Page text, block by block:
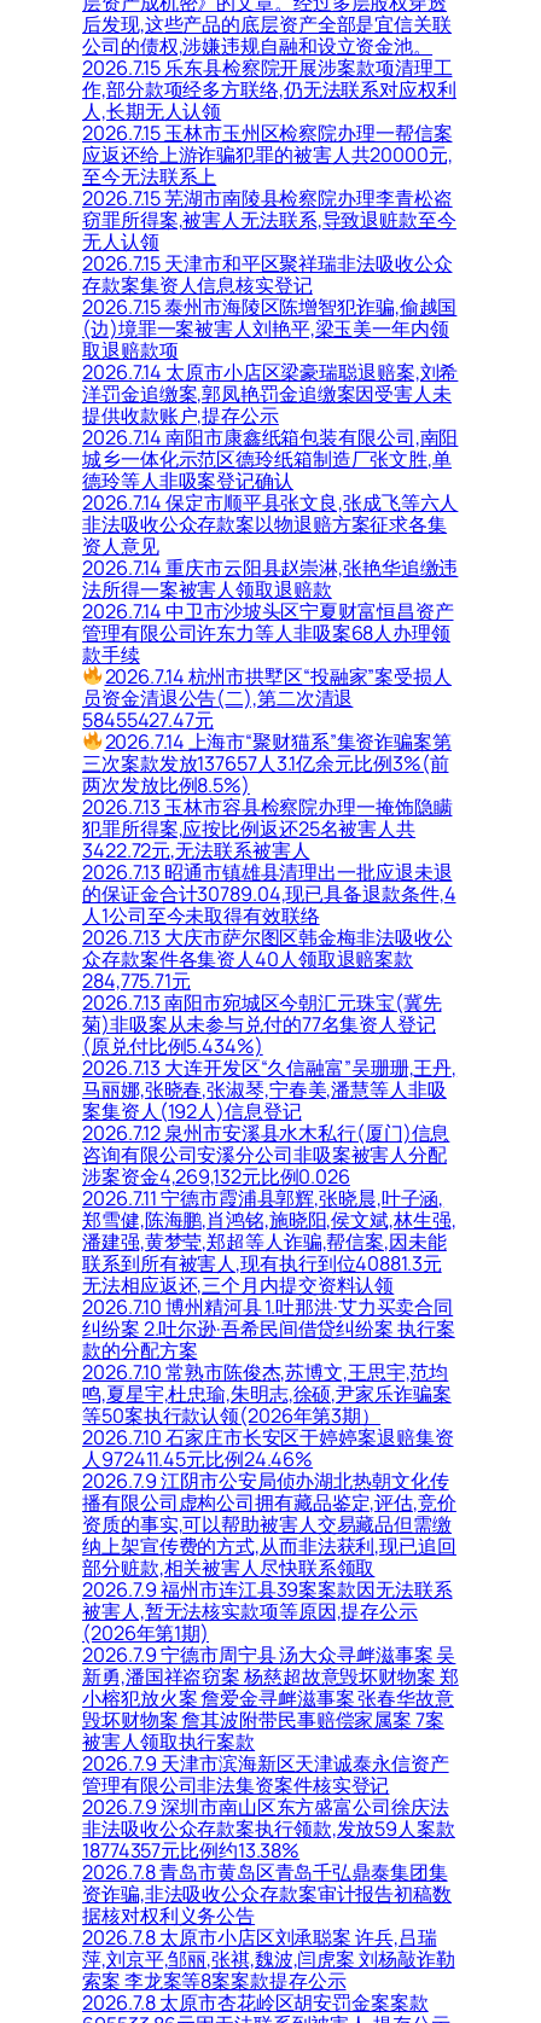
后发现,这些产品的底层资产全部是宜信关联
公司的债权,涉嫌违规自融和设立资金池。
2026.7.15 乐东县检察院开展涉案款项清理工
作,部分款项经多方联络,仍无法联系对应权利
人,长期无人认领
2026.7.15 玉林市玉州区检察院办理一帮信案
应返还给上游诈骗犯罪的被害人共20000元,
至今无法联系上
2026.7.15 芜湖市南陵县检察院办理李青松盗
窃罪所得案,被害人无法联系,导致退赃款至今
无人认领
2026.7.15 天津市和平区聚祥瑞非法吸收公众
存款案集资人信息核实登记
2026.7.15 泰州市海陵区陈增智犯诈骗,偷越国
(边)境罪一案被害人刘艳平,梁玉美一年内领
取退赔款项
2026.7.14 太原市小店区梁豪瑞聪退赔案,刘希
洋罚金追缴案,郭凤艳罚金追缴案因受害人未
提供收款账户,提存公示
2026.7.14 南阳市康鑫纸箱包装有限公司,南阳
城乡一体化示范区德玲纸箱制造厂张文胜,单
德玲等人非吸案登记确认
2026.7.14 保定市顺平县张文良,张成飞等六人
非法吸收公众存款案以物退赔方案征求各集
资人意见
2026.7.14 重庆市云阳县赵崇淋,张艳华追缴违
法所得一案被害人领取退赔款
2026.7.14 中卫市沙坡头区宁夏财富恒昌资产
管理有限公司许东力等人非吸案68人办理领
款手续
2026.7.14 杭州市拱墅区“投融家”案受损人
员资金清退公告(二),第二次清退
58455427.47元
2026.7.14 上海市“聚财猫系”集资诈骗案第
三次案款发放137657人3.1亿余元比例3%(前
两次发放比例8.5%)
2026.7.13 玉林市容县检察院办理一掩饰隐瞒
犯罪所得案,应按比例返还25名被害人共
3422.72元,无法联系被害人
2026.7.13 昭通市镇雄县清理出一批应退未退
的保证金合计30789.04,现已具备退款条件,4
人1公司至今未取得有效联络
2026.7.13 大庆市萨尔图区韩金梅非法吸收公
众存款案件各集资人40人领取退赔案款
284,775.71元
2026.7.13 南阳市宛城区今朝汇元珠宝(冀先
菊)非吸案从未参与兑付的77名集资人登记
(原兑付比例5.434%)
2026.7.13 大连开发区“久信融富”吴珊珊,王丹,
马丽娜,张晓春,张淑琴,宁春美,潘慧等人非吸
案集资人(192人)信息登记
2026.7.12 泉州市安溪县水木私行(厦门)信息
咨询有限公司安溪分公司非吸案被害人分配
涉案资金4,269,132元比例0.026
2026.7.11 宁德市霞浦县郭辉,张晓晨,叶子涵,
郑雪健,陈海鹏,肖鸿铭,施晓阳,侯文斌,林生强,
潘建强,黄梦莹,郑超等人诈骗,帮信案,因未能
联系到所有被害人,现有执行到位40881.3元
无法相应返还,三个月内提交资料认领
2026.7.10 博州精河县 1.吐那洪·艾力买卖合同
纠纷案 2.吐尔逊·吾希民间借贷纠纷案 执行案
款的分配方案
2026.7.10 常熟市陈俊杰,苏博文,王思宇,范均
鸣,夏星宇,杜忠瑜,朱明志,徐硕,尹家乐诈骗案
等50案执行款认领(2026年第3期）
2026.7.10 石家庄市长安区于婷婷案退赔集资
人972411.45元比例24.46%
2026.7.9 江阴市公安局侦办湖北热朝文化传
播有限公司虚构公司拥有藏品鉴定,评估,竞价
资质的事实,可以帮助被害人交易藏品但需缴
纳上架宣传费的方式,从而非法获利,现已追回
部分赃款,相关被害人尽快联系领取
2026.7.9 福州市连江县39案案款因无法联系
被害人,暂无法核实款项等原因,提存公示
(2026年第1期)
2026.7.9 宁德市周宁县 汤大众寻衅滋事案 吴
新勇,潘国祥盗窃案 杨慈超故意毁坏财物案 郑
小榕犯放火案 詹爱金寻衅滋事案 张春华故意
毁坏财物案 詹其波附带民事赔偿家属案 7案
被害人领取执行案款
2026.7.9 天津市滨海新区天津诚泰永信资产
管理有限公司非法集资案件核实登记
2026.7.9 深圳市南山区东方盛富公司徐庆法
非法吸收公众存款案执行领款,发放59人案款
18774357元比例约13.38%
2026.7.8 青岛市黄岛区青岛千弘鼎泰集团集
资诈骗,非法吸收公众存款案审计报告初稿数
据核对权利义务公告
2026.7.8 太原市小店区刘承聪案 许兵,吕瑞
萍,刘京平,邹丽,张祺,魏波,闫虎案 刘杨敲诈勒
索案 李龙案等8案案款提存公示
2026.7.8 太原市杏花岭区胡安罚金案案款